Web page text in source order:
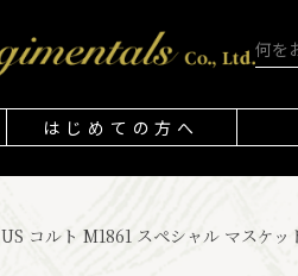
はじめての方へ
US コルト M1861 スペシャル マスケ